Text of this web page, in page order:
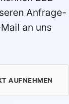
Anfrage-
an uns
AUFNEHMEN